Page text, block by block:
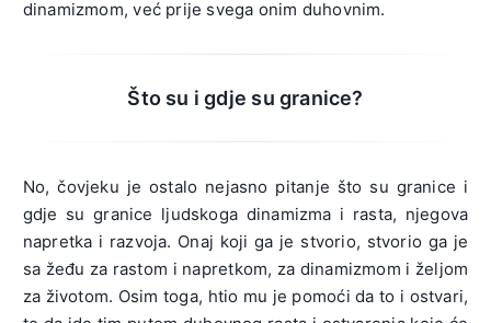
dinamizmom, već prije svega onim duhovnim.
Što su i gdje su granice?
No, čovjeku je ostalo nejasno pitanje što su granice i
gdje su granice ljudskoga dinamizma i rasta, njegova
napretka i razvoja. Onaj koji ga je stvorio, stvorio ga je
sa žeđu za rastom i napretkom, za dinamizmom i željom
za životom. Osim toga, htio mu je pomoći da to i ostvari,